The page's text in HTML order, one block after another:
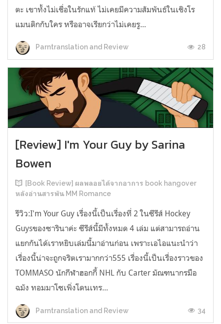
ตะ เขาทั้งไม่เชื่อในรักแท้ ไม่เคยมีความสัมพันธ์ในเชิงโร
แมนติกกับใคร หรืออาจเรียกว่าไม่เคยรู...
Parntranslation and Review 28
[Review] I'm Your Guy by Sarina
Bowen
[Book Review] ผลพลอยได้จากอาการ book hangover
หลังอ่านสารพัน MM Romance
รีวิว:I'm Your Guy เรื่องนี้เป็นเรื่องที่ 2 ในซีรีส์ Hockey
Guysของซารินาค่ะ ซีรีส์นี้มีทั้งหมด 4 เล่ม แต่สามารถอ่าน
แยกกันได้เราหยิบเล่มนี้มาอ่านก่อน เพราะเอไอแนะนำว่า
เรื่องนี้น่าจะถูกจริตเรามากกว่า555 เรื่องนี้เป็นเรื่องราวของ
TOMMASO นักกีฬาฮอกกี้ NHL กับ Carter มัณฑนากรมือ
ฉมัง ทอมมาโซเพิ่งโดนเทร...
Parntranslation and Review 34